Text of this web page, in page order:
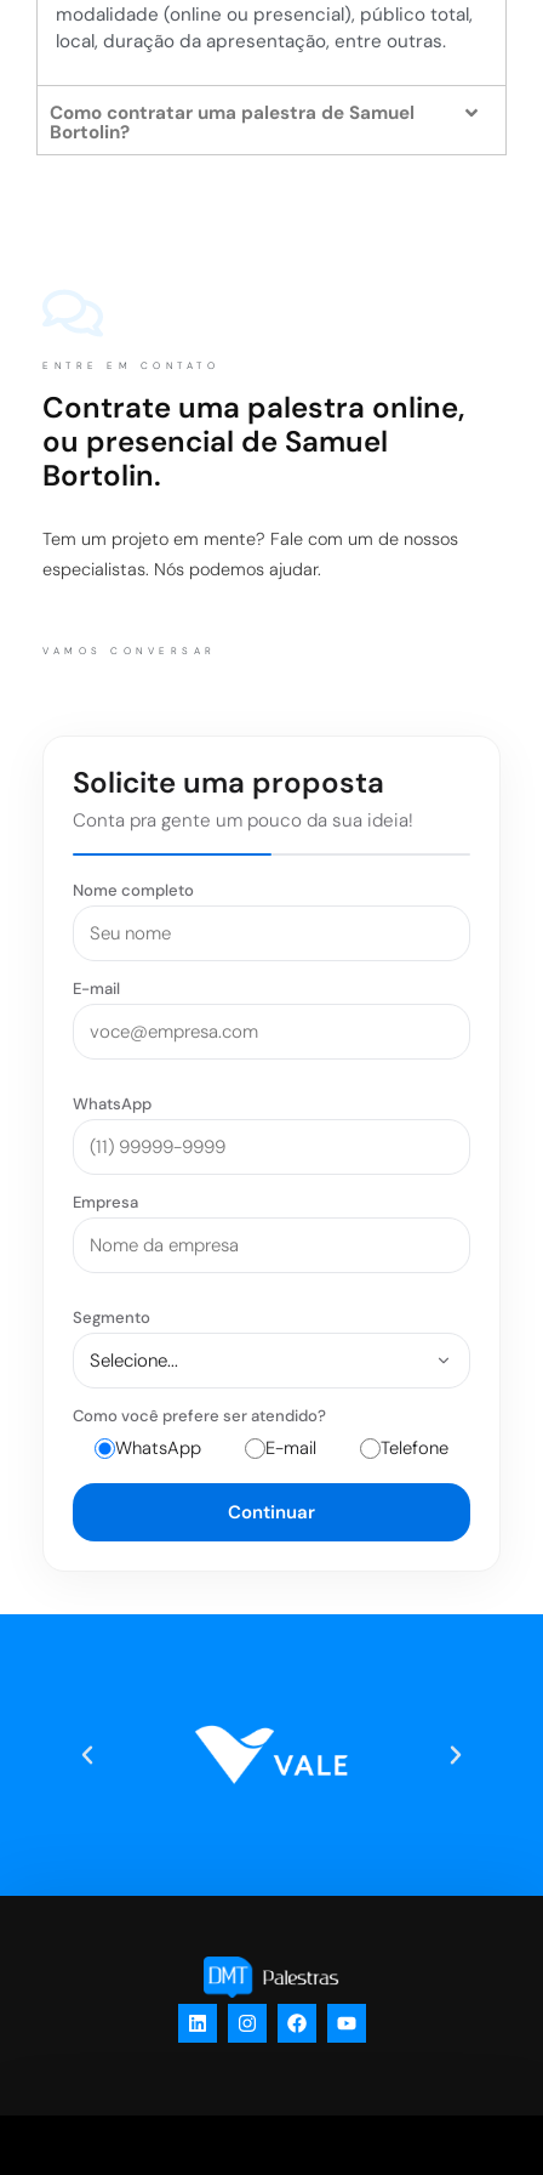
modalidade (online ou presencial), público total,
local, duração da apresentação, entre outras.
Como contratar uma palestra de Samuel
Bortolin?
ENTRE EM CONTATO
Contrate uma palestra online,
ou presencial de Samuel
Bortolin.
Tem um projeto em mente? Fale com um de nossos
especialistas. Nós podemos ajudar.
VAMOS CONVERSAR
Solicite uma proposta
Conta pra gente um pouco da sua ideia!
Nome completo
E-mail
WhatsApp
Empresa
Segmento
Como você prefere ser atendido?
WhatsApp E-mail Telefone
Continuar